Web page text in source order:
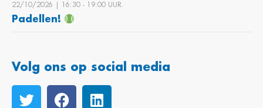
22/10/2026 | 16:30 ‐ 19:00 UUR.
Padellen!
Volg ons op social media